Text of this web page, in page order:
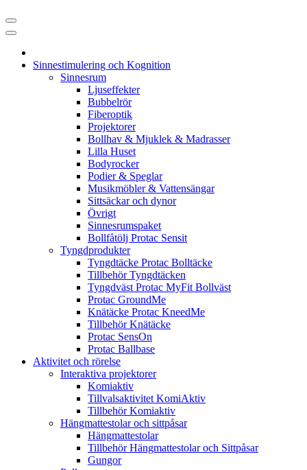
Sinnestimulering och Kognition
Sinnesrum
Ljuseffekter
Bubbelrör
Fiberoptik
Projektorer
Bollhav & Mjuklek & Madrasser
Lilla Huset
Bodyrocker
Podier & Speglar
Musikmöbler & Vattensängar
Sittsäckar och dynor
Övrigt
Sinnesrumspaket
Bollfåtölj Protac Sensit
Tyngdprodukter
Tyngdtäcke Protac Bolltäcke
Tillbehör Tyngdtäcken
Tyngdväst Protac MyFit Bollväst
Protac GroundMe
Knätäcke Protac KneedMe
Tillbehör Knätäcke
Protac SensOn
Protac Ballbase
Aktivitet och rörelse
Interaktiva projektorer
Komiaktiv
Tillvalsaktivitet KomiAktiv
Tillbehör Komiaktiv
Hängmattestolar och sittpåsar
Hängmattestolar
Tillbehör Hängmattestolar och Sittpåsar
Gungor